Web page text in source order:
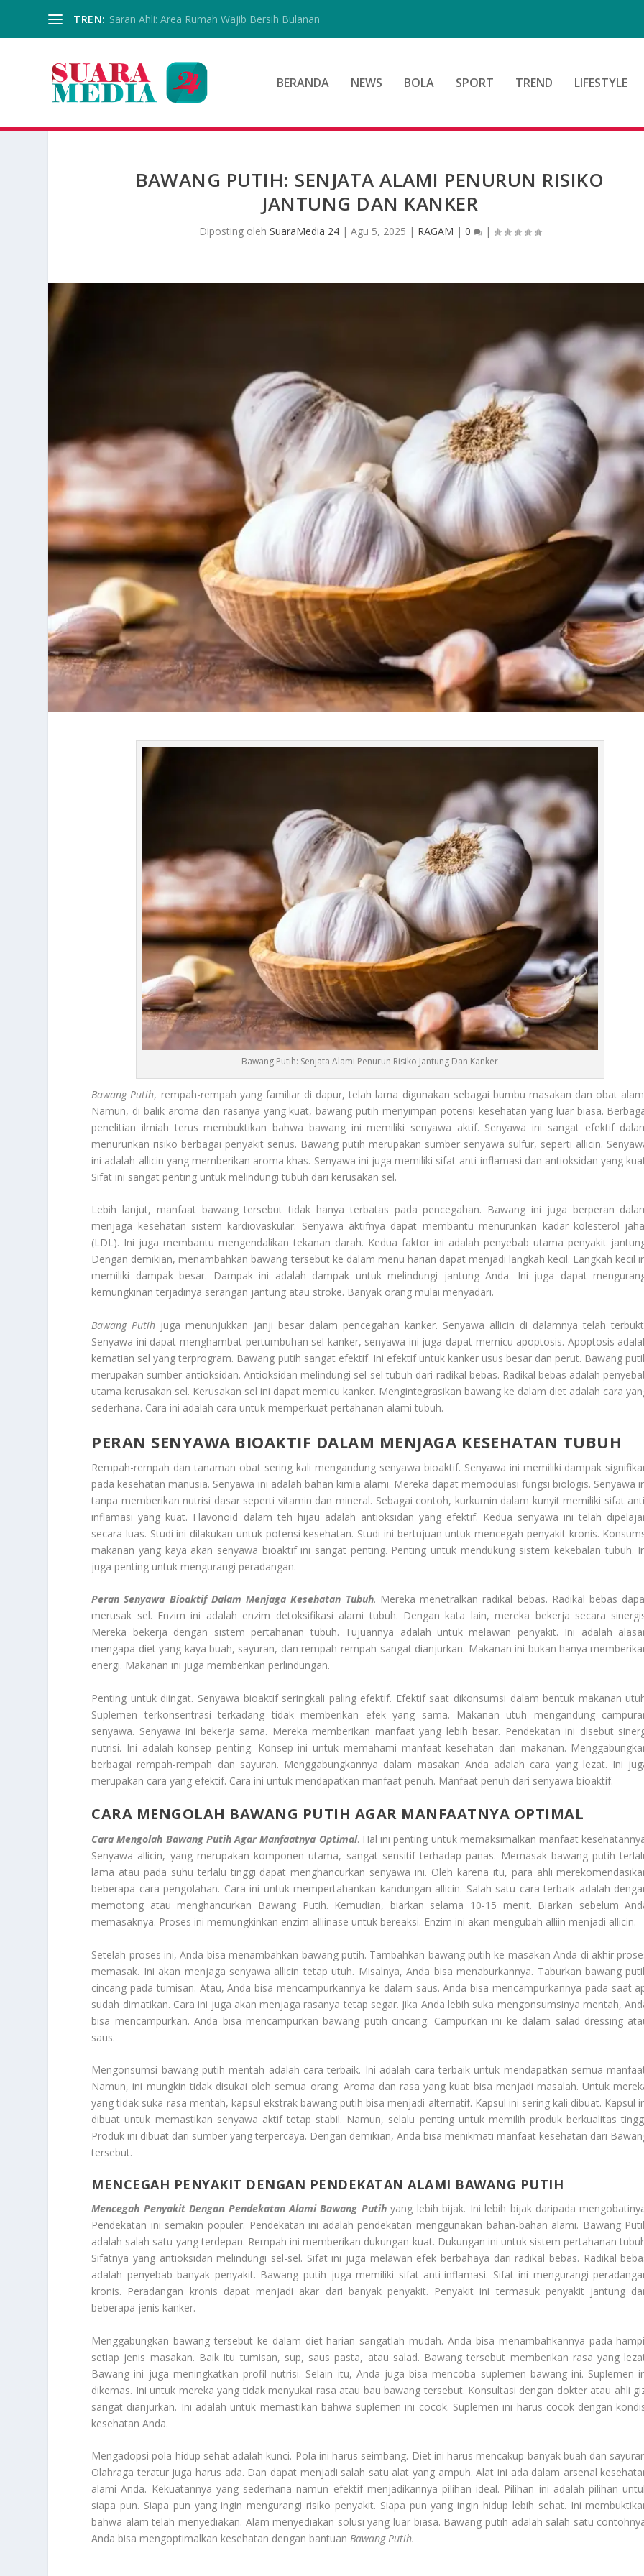
TREN: Saran Ahli: Area Rumah Wajib Bersih Bulanan
BERANDA NEWS BOLA SPORT TREND LIFESTYLE
BAWANG PUTIH: SENJATA ALAMI PENURUN RISIKO
JANTUNG DAN KANKER
Diposting oleh SuaraMedia 24| Agu 5, 2025 | RAGAM | 0 |
Bawang Putih: Senjata Alami Penurun Risiko Jantung Dan Kanker
Bawang Putih, rempah-rempah yang familiar di dapur, telah lama digunakan sebagai bumbu masakan dan obat
Namun, di balik aroma dan rasanya yang kuat, bawang putih menyimpan potensi kesehatan yang luar biasa.
penelitian ilmiah terus membuktikan bahwa bawang ini memiliki senyawa aktif. Senyawa ini sangat efektif
menurunkan risiko berbagai penyakit serius. Bawang putih merupakan sumber senyawa sulfur, seperti allicin.
ini adalah allicin yang memberikan aroma khas. Senyawa ini juga memiliki sifat anti-inflamasi dan antioksidan yang
Sifat ini sangat penting untuk melindungi tubuh dari kerusakan sel.
Lebih lanjut, manfaat bawang tersebut tidak hanya terbatas pada pencegahan. Bawang ini juga berperan
menjaga kesehatan sistem kardiovaskular. Senyawa aktifnya dapat membantu menurunkan kadar kolesterol
(LDL). Ini juga membantu mengendalikan tekanan darah. Kedua faktor ini adalah penyebab utama penyakit
Dengan demikian, menambahkan bawang tersebut ke dalam menu harian dapat menjadi langkah kecil. Langkah kecil
memiliki dampak besar. Dampak ini adalah dampak untuk melindungi jantung Anda. Ini juga dapat
kemungkinan terjadinya serangan jantung atau stroke. Banyak orang mulai menyadari.
Bawang Putih juga menunjukkan janji besar dalam pencegahan kanker. Senyawa allicin di dalamnya telah
Senyawa ini dapat menghambat pertumbuhan sel kanker, senyawa ini juga dapat memicu apoptosis. Apoptosis
kematian sel yang terprogram. Bawang putih sangat efektif. Ini efektif untuk kanker usus besar dan perut. Bawang
merupakan sumber antioksidan. Antioksidan melindungi sel-sel tubuh dari radikal bebas. Radikal bebas adalah
utama kerusakan sel. Kerusakan sel ini dapat memicu kanker. Mengintegrasikan bawang ke dalam diet adalah cara
sederhana. Cara ini adalah cara untuk memperkuat pertahanan alami tubuh.
PERAN SENYAWA BIOAKTIF DALAM MENJAGA KESEHATAN TUBUH
Rempah-rempah dan tanaman obat sering kali mengandung senyawa bioaktif. Senyawa ini memiliki dampak
pada kesehatan manusia. Senyawa ini adalah bahan kimia alami. Mereka dapat memodulasi fungsi biologis. Senyawa
tanpa memberikan nutrisi dasar seperti vitamin dan mineral. Sebagai contoh, kurkumin dalam kunyit memiliki sifat
inflamasi yang kuat. Flavonoid dalam teh hijau adalah antioksidan yang efektif. Kedua senyawa ini telah
secara luas. Studi ini dilakukan untuk potensi kesehatan. Studi ini bertujuan untuk mencegah penyakit kronis.
makanan yang kaya akan senyawa bioaktif ini sangat penting. Penting untuk mendukung sistem kekebalan tubuh.
juga penting untuk mengurangi peradangan.
Peran Senyawa Bioaktif Dalam Menjaga Kesehatan Tubuh. Mereka menetralkan radikal bebas. Radikal bebas
merusak sel. Enzim ini adalah enzim detoksifikasi alami tubuh. Dengan kata lain, mereka bekerja secara
Mereka bekerja dengan sistem pertahanan tubuh. Tujuannya adalah untuk melawan penyakit. Ini adalah
mengapa diet yang kaya buah, sayuran, dan rempah-rempah sangat dianjurkan. Makanan ini bukan hanya
energi. Makanan ini juga memberikan perlindungan.
Penting untuk diingat. Senyawa bioaktif seringkali paling efektif. Efektif saat dikonsumsi dalam bentuk makanan
Suplemen terkonsentrasi terkadang tidak memberikan efek yang sama. Makanan utuh mengandung
senyawa. Senyawa ini bekerja sama. Mereka memberikan manfaat yang lebih besar. Pendekatan ini disebut
nutrisi. Ini adalah konsep penting. Konsep ini untuk memahami manfaat kesehatan dari makanan.
berbagai rempah-rempah dan sayuran. Menggabungkannya dalam masakan Anda adalah cara yang lezat. Ini
merupakan cara yang efektif. Cara ini untuk mendapatkan manfaat penuh. Manfaat penuh dari senyawa bioaktif.
CARA MENGOLAH BAWANG PUTIH AGAR MANFAATNYA OPTIMAL
Cara Mengolah Bawang Putih Agar Manfaatnya Optimal. Hal ini penting untuk memaksimalkan manfaat
Senyawa allicin, yang merupakan komponen utama, sangat sensitif terhadap panas. Memasak bawang putih
lama atau pada suhu terlalu tinggi dapat menghancurkan senyawa ini. Oleh karena itu, para ahli
beberapa cara pengolahan. Cara ini untuk mempertahankan kandungan allicin. Salah satu cara terbaik adalah
memotong atau menghancurkan Bawang Putih. Kemudian, biarkan selama 10-15 menit. Biarkan sebelum
memasaknya. Proses ini memungkinkan enzim alliinase untuk bereaksi. Enzim ini akan mengubah alliin menjadi allicin.
Setelah proses ini, Anda bisa menambahkan bawang putih. Tambahkan bawang putih ke masakan Anda di akhir
memasak. Ini akan menjaga senyawa allicin tetap utuh. Misalnya, Anda bisa menaburkannya. Taburkan bawang
cincang pada tumisan. Atau, Anda bisa mencampurkannya ke dalam saus. Anda bisa mencampurkannya pada saat
sudah dimatikan. Cara ini juga akan menjaga rasanya tetap segar. Jika Anda lebih suka mengonsumsinya mentah,
bisa mencampurkan. Anda bisa mencampurkan bawang putih cincang. Campurkan ini ke dalam salad dressing
saus.
Mengonsumsi bawang putih mentah adalah cara terbaik. Ini adalah cara terbaik untuk mendapatkan semua
Namun, ini mungkin tidak disukai oleh semua orang. Aroma dan rasa yang kuat bisa menjadi masalah. Untuk
yang tidak suka rasa mentah, kapsul ekstrak bawang putih bisa menjadi alternatif. Kapsul ini sering kali dibuat. Kapsul
dibuat untuk memastikan senyawa aktif tetap stabil. Namun, selalu penting untuk memilih produk berkualitas
Produk ini dibuat dari sumber yang terpercaya. Dengan demikian, Anda bisa menikmati manfaat kesehatan dari
tersebut.
MENCEGAH PENYAKIT DENGAN PENDEKATAN ALAMI BAWANG PUTIH
Mencegah Penyakit Dengan Pendekatan Alami Bawang Putihyang lebih bijak. Ini lebih bijak daripada
Pendekatan ini semakin populer. Pendekatan ini adalah pendekatan menggunakan bahan-bahan alami. Bawang
adalah salah satu yang terdepan. Rempah ini memberikan dukungan kuat. Dukungan ini untuk sistem pertahanan
Sifatnya yang antioksidan melindungi sel-sel. Sifat ini juga melawan efek berbahaya dari radikal bebas. Radikal
adalah penyebab banyak penyakit. Bawang putih juga memiliki sifat anti-inflamasi. Sifat ini mengurangi
kronis. Peradangan kronis dapat menjadi akar dari banyak penyakit. Penyakit ini termasuk penyakit jantung
beberapa jenis kanker.
Menggabungkan bawang tersebut ke dalam diet harian sangatlah mudah. Anda bisa menambahkannya pada
setiap jenis masakan. Baik itu tumisan, sup, saus pasta, atau salad. Bawang tersebut memberikan rasa yang
Bawang ini juga meningkatkan profil nutrisi. Selain itu, Anda juga bisa mencoba suplemen bawang ini. Suplemen
dikemas. Ini untuk mereka yang tidak menyukai rasa atau bau bawang tersebut. Konsultasi dengan dokter atau ahli
sangat dianjurkan. Ini adalah untuk memastikan bahwa suplemen ini cocok. Suplemen ini harus cocok dengan
kesehatan Anda.
Mengadopsi pola hidup sehat adalah kunci. Pola ini harus seimbang. Diet ini harus mencakup banyak buah dan
Olahraga teratur juga harus ada. Dan dapat menjadi salah satu alat yang ampuh. Alat ini ada dalam arsenal
alami Anda. Kekuatannya yang sederhana namun efektif menjadikannya pilihan ideal. Pilihan ini adalah pilihan
siapa pun. Siapa pun yang ingin mengurangi risiko penyakit. Siapa pun yang ingin hidup lebih sehat. Ini
bahwa alam telah menyediakan. Alam menyediakan solusi yang luar biasa. Bawang putih adalah salah satu
Anda bisa mengoptimalkan kesehatan dengan bantuanBawang Putih.